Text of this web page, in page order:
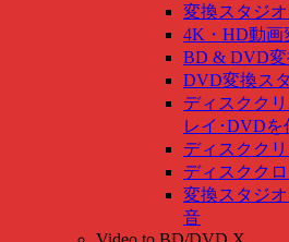
変換スタジ
4K・HD動画
BD & DVD
DVD変換ス
ディスクク
レイ･DVDを
ディスクク
ディスクク
変換スタジ
音